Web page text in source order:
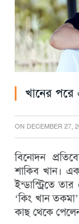
খানের পরে
ON DECEMBER 27,
বিনোদন
শাকিব খান।
ইন্ডাস্ট্রিতে
‘কিং খান
কাছ থেকে